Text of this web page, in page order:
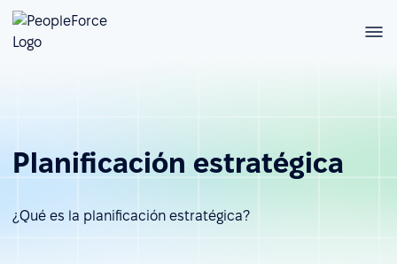
Planificación estratégica
¿Qué es la planificación estratégica?